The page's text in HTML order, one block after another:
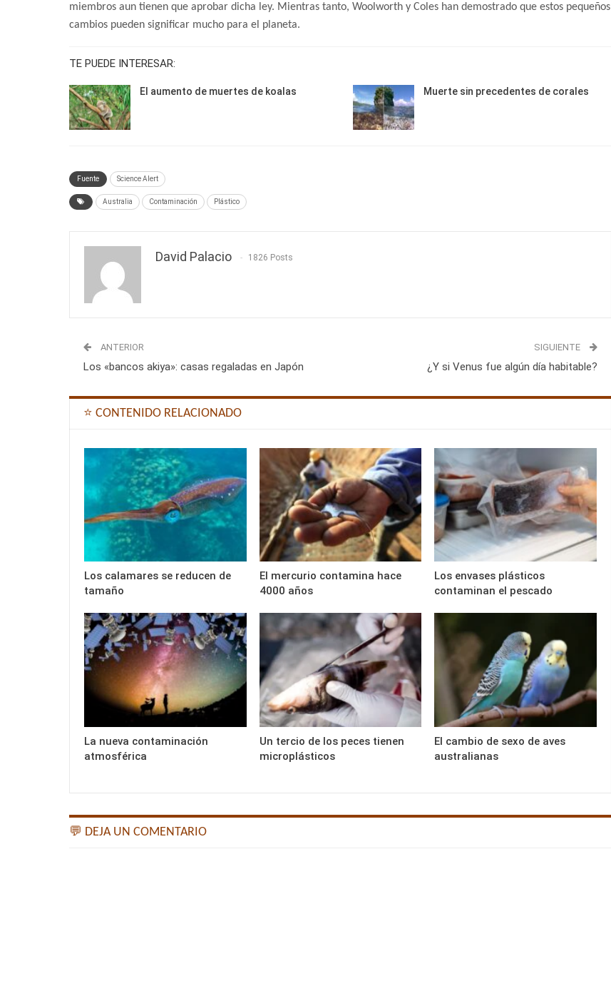
miembros aun tienen que aprobar dicha ley. Mientras tanto, Woolworth y Coles han demostrado que estos pequeños
cambios pueden significar mucho para el planeta.
TE PUEDE INTERESAR:
El aumento de muertes de koalas Muerte sin precedentes de corales
Fuente Science Alert
Australia Contaminación Plástico
David Palacio 1826 Posts
ANTERIOR
Los «bancos akiya»: casas regaladas en Japón
SIGUIENTE
¿Y si Venus fue algún día habitable?
⭐ CONTENIDO RELACIONADO
Los calamares se reducen de
tamaño
El mercurio contamina hace
4000 años
Los envases plásticos
contaminan el pescado
La nueva contaminación
atmosférica
Un tercio de los peces tienen
microplásticos
El cambio de sexo de aves
australianas
💬 DEJA UN COMENTARIO